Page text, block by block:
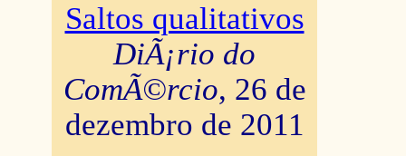
Saltos qualitativos
DiÃ¡rio do
ComÃ©rcio, 26 de
dezembro de 2011